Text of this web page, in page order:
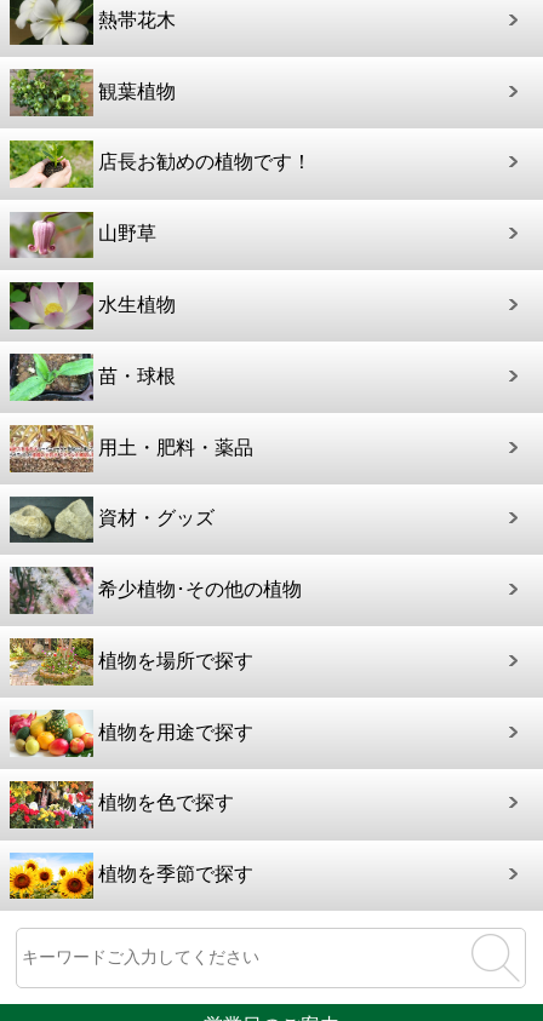
熱帯花木
観葉植物
店長お勧めの植物です！
山野草
水生植物
苗・球根
用土・肥料・薬品
資材・グッズ
希少植物･その他の植物
植物を場所で探す
植物を用途で探す
植物を色で探す
植物を季節で探す